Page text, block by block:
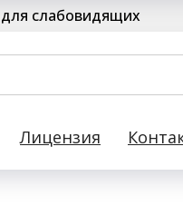
для слабовидящих
Лицензия